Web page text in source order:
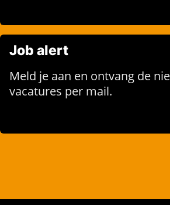
Job alert
Meld je aan en ontvang de
vacatures per mail.